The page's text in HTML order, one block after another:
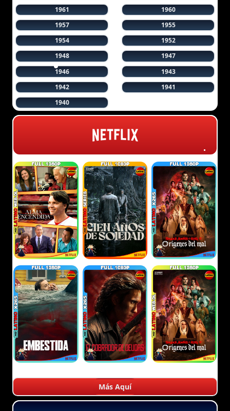
1961
1960
1957
1955
1954
1952
1948
1947
1946
1943
1942
1941
1940
Más Aquí